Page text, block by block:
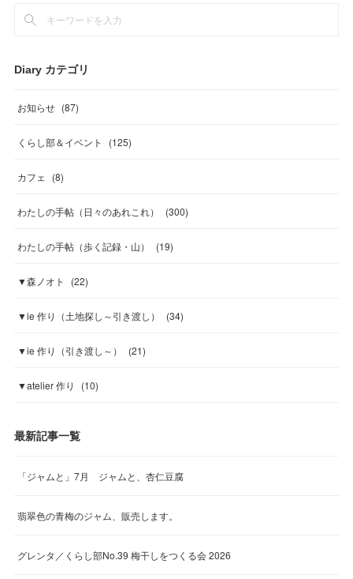
Diary カテゴリ
お知らせ (87)
くらし部＆イベント (125)
カフェ (8)
わたしの手帖（日々のあれこれ） (300)
わたしの手帖（歩く記録・山） (19)
▼森ノオト (22)
▼ie 作り（土地探し～引き渡し） (34)
▼ie 作り（引き渡し～） (21)
▼atelier 作り (10)
最新記事一覧
「ジャムと」7月 ジャムと、杏仁豆腐
翡翠色の青梅のジャム、販売します。
グレンタ／くらし部No.39 梅干しをつくる会 2026